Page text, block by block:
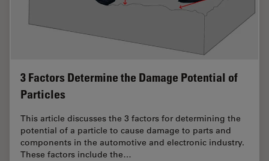
3 Factors Determine the Damage Potential of
Particles
This article discusses the 3 factors for determining the
potential of a particle to cause damage to parts and
components in the automotive and electronic industry.
These factors include the…